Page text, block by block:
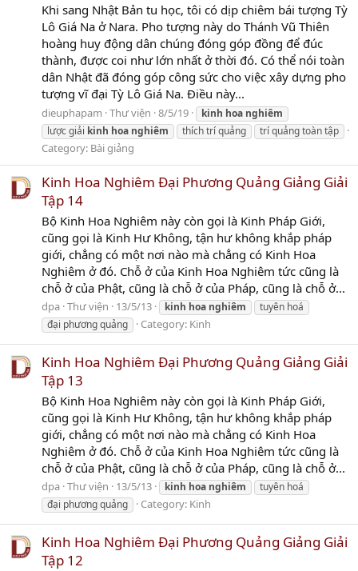
Khi sang Nhật Bản tu học, tôi có dịp chiêm bái tượng Tỳ
Lô Giá Na ở Nara. Pho tượng này do Thánh Vũ Thiên
hoàng huy động dân chúng đóng góp đồng để đúc
thành, được coi như lớn nhất ở thời đó. Có thể nói toàn
dân Nhật đã đóng góp công sức cho việc xây dựng pho
tượng vĩ đại Tỳ Lô Giá Na. Ðiều này...
dieuphapam Thư viện 8/5/19 kinh hoa nghiêm
lược giải kinh hoa nghiêm thích trí quảng trí quảng toàn tập
Category: Bài giảng
Kinh Hoa Nghiêm Đại Phương Quảng Giảng Giải
Tập 14
Bộ Kinh Hoa Nghiêm này còn gọi là Kinh Pháp Giới,
cũng gọi là Kinh Hư Không, tận hư không khắp pháp
giới, chẳng có một nơi nào mà chẳng có Kinh Hoa
Nghiêm ở đó. Chỗ ở của Kinh Hoa Nghiêm tức cũng là
chỗ ở của Phật, cũng là chỗ ở của Pháp, cũng là chỗ ở...
dpa Thư viện 13/5/13 kinh hoa nghiêm
tuyên hoá
đại phương quảng
Category: Kinh
Kinh Hoa Nghiêm Đại Phương Quảng Giảng Giải
Tập 13
Bộ Kinh Hoa Nghiêm này còn gọi là Kinh Pháp Giới,
cũng gọi là Kinh Hư Không, tận hư không khắp pháp
giới, chẳng có một nơi nào mà chẳng có Kinh Hoa
Nghiêm ở đó. Chỗ ở của Kinh Hoa Nghiêm tức cũng là
chỗ ở của Phật, cũng là chỗ ở của Pháp, cũng là chỗ ở...
dpa Thư viện 13/5/13 kinh hoa nghiêm
tuyên hoá
đại phương quảng
Category: Kinh
Kinh Hoa Nghiêm Đại Phương Quảng Giảng Giải
Tập 12